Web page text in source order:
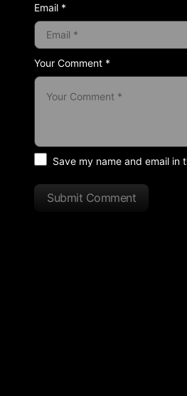
Your Comment *
Email *
Save my name and email
Submit Comment